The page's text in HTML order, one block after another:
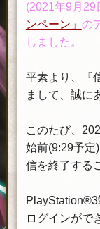
(2021年9月29
ンペーン」 の
しました。
平素より、『
まして、誠に
このたび、
始前(9:29予
信を終了する
ログインがで